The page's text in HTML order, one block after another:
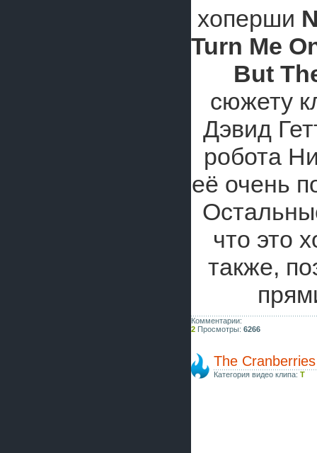
хоперши
Turn Me
But
сюжету
Дэвид
робота
её очень
что это
также,
Комментарии:
2 Просмотры: 6266
The
Категория видео клипа: T